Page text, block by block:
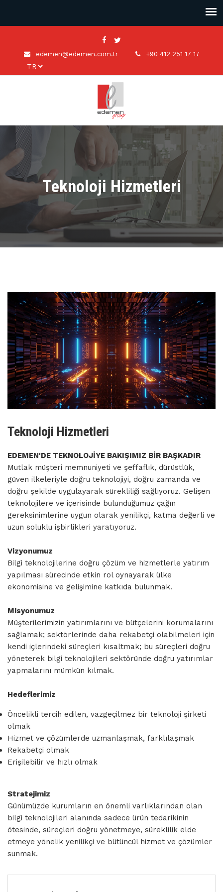
edemen@edemen.com.tr +90 412 251 17 17
Teknoloji Hizmetleri
Teknoloji Hizmetleri
EDEMEN'DE TEKNOLOJİYE BAKIŞIMIZ BİR BAŞKADIR
Mutlak müşteri memnuniyeti ve şeffaflık, dürüstlük,
güven ilkeleriyle doğru teknolojiyi, doğru zamanda ve
doğru şekilde uygulayarak sürekliliği sağlıyoruz. Gelişen
teknolojilere ve içerisinde bulunduğumuz çağın
gereksinimlerine uygun olarak yenilikçi, katma değerli ve
uzun soluklu işbirlikleri yaratıyoruz.
Vizyonumuz
Bilgi teknolojilerine doğru çözüm ve hizmetlerle yatırım
yapılması sürecinde etkin rol oynayarak ülke
ekonomisine ve gelişimine katkıda bulunmak.
Misyonumuz
Müşterilerimizin yatırımlarını ve bütçelerini korumalarını
sağlamak; sektörlerinde daha rekabetçi olabilmeleri için
kendi içlerindeki süreçleri kısaltmak; bu süreçleri doğru
yöneterek bilgi teknolojileri sektöründe doğru yatırımlar
yapmalarını mümkün kılmak.
Hedeflerimiz
Öncelikli tercih edilen, vazgeçilmez bir teknoloji şirketi
olmak
Hizmet ve çözümlerde uzmanlaşmak, farklılaşmak
Rekabetçi olmak
Erişilebilir ve hızlı olmak
Stratejimiz
Günümüzde kurumların en önemli varlıklarından olan
bilgi teknolojileri alanında sadece ürün tedarikinin
ötesinde, süreçleri doğru yönetmeye, süreklilik elde
etmeye yönelik yenilikçi ve bütüncül hizmet ve çözümler
sunmak.